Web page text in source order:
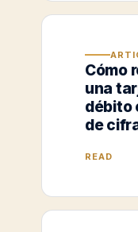
Cómo
una
débito
de
READ